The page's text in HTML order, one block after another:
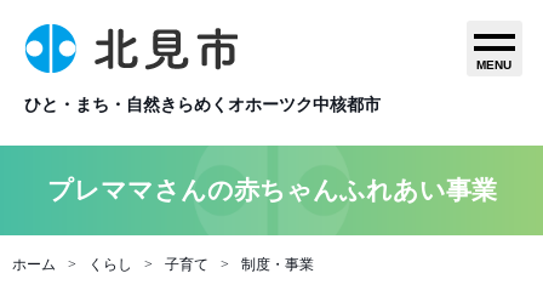
ひと・まち・自然きらめくオホーツク中核都市
MENU
プレママさんの赤ちゃんふれあい事業
ホーム くらし 子育て 制度・事業